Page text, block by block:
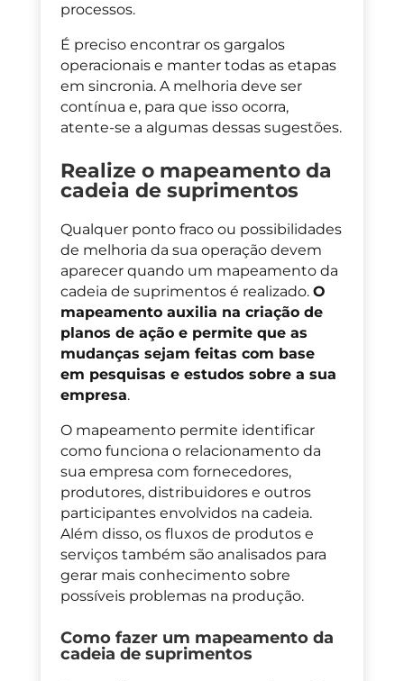
processos.
É preciso encontrar os gargalos
operacionais e manter todas as etapas
em sincronia. A melhoria deve ser
contínua e, para que isso ocorra,
atente-se a algumas dessas sugestões.
Realize o mapeamento da
cadeia de suprimentos
Qualquer ponto fraco ou possibilidades
de melhoria da sua operação devem
aparecer quando um mapeamento da
cadeia de suprimentos é realizado.O
mapeamento auxilia na criação de
planos de ação e permite que as
mudanças sejam feitas com base
em pesquisas e estudos sobre a sua
empresa.
O mapeamento permite identificar
como funciona o relacionamento da
sua empresa com fornecedores,
produtores, distribuidores e outros
participantes envolvidos na cadeia.
Além disso, os fluxos de produtos e
serviços também são analisados para
gerar mais conhecimento sobre
possíveis problemas na produção.
Como fazer um mapeamento da
cadeia de suprimentos